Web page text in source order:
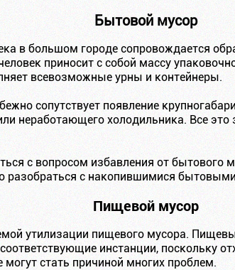
Бытовой мусор
в большом городе сопровождается
приносит с собой массу
всевозможные урны и контейнеры.
сопутствует появление
неработающего холодильника. Все
с вопросом избавления от бытового
разобраться с накопившимися
Пищевой мусор
утилизации пищевого мусора.
инстанции, поскольку
стать причиной многих проблем.